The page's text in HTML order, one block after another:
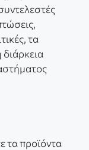
τα
τα προϊόντα